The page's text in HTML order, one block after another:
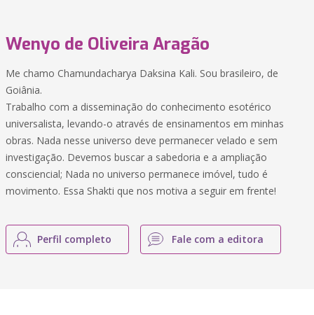
Wenyo de Oliveira Aragão
Me chamo Chamundacharya Daksina Kali. Sou brasileiro, de
Goiânia.
Trabalho com a disseminação do conhecimento esotérico
universalista, levando-o através de ensinamentos em minhas
obras. Nada nesse universo deve permanecer velado e sem
investigação. Devemos buscar a sabedoria e a ampliação
consciencial; Nada no universo permanece imóvel, tudo é
movimento. Essa Shakti que nos motiva a seguir em frente!
Perfil completo Fale com a editora